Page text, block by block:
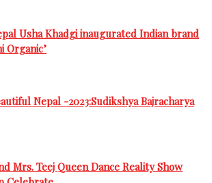
Usha Khadgi inaugurated Indian brand
Organic’
Nepal -2023:Sudikshya Bajracharya
Mrs. Teej Queen Dance Reality Show